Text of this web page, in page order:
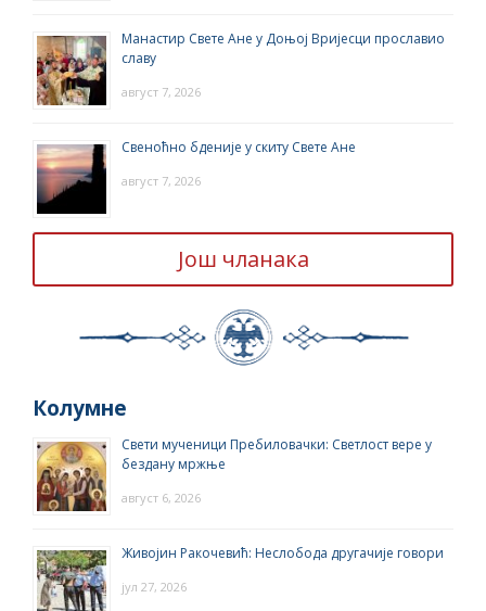
Манастир Свете Ане у Доњој Вријесци прославио
славу
август 7, 2026
Свеноћно бденије у скиту Свете Ане
август 7, 2026
Још чланака
Колумне
Свети мученици Пребиловачки: Светлост вере у
бездану мржње
август 6, 2026
Живојин Ракочевић: Неслобода другачије говори
јул 27, 2026